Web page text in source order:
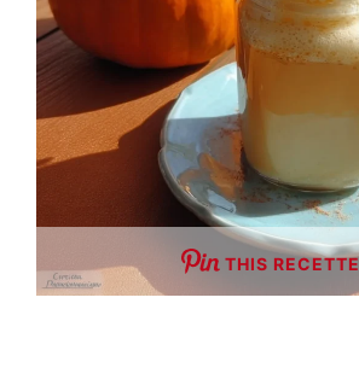
THIS RECETTE